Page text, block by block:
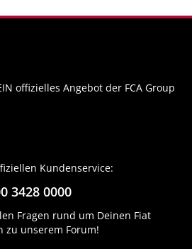
offizielles Angebot der FCA Group
Kundenservice:
3428 0000
Fragen rund um Deinen Fiat
zu unserem Forum!